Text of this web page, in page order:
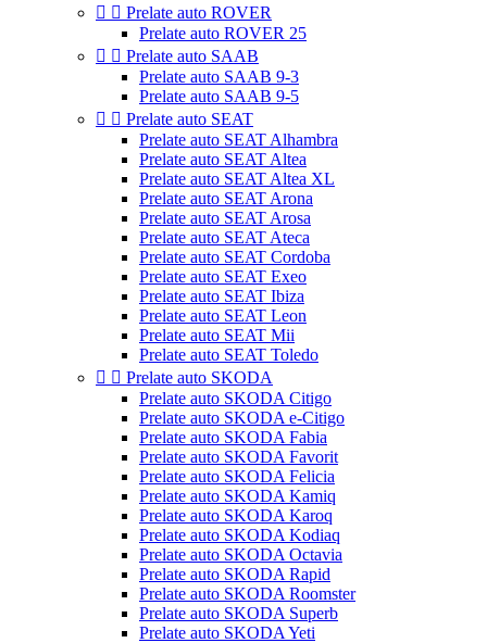
  Prelate auto ROVER
Prelate auto ROVER 25
  Prelate auto SAAB
Prelate auto SAAB 9-3
Prelate auto SAAB 9-5
  Prelate auto SEAT
Prelate auto SEAT Alhambra
Prelate auto SEAT Altea
Prelate auto SEAT Altea XL
Prelate auto SEAT Arona
Prelate auto SEAT Arosa
Prelate auto SEAT Ateca
Prelate auto SEAT Cordoba
Prelate auto SEAT Exeo
Prelate auto SEAT Ibiza
Prelate auto SEAT Leon
Prelate auto SEAT Mii
Prelate auto SEAT Toledo
  Prelate auto SKODA
Prelate auto SKODA Citigo
Prelate auto SKODA e-Citigo
Prelate auto SKODA Fabia
Prelate auto SKODA Favorit
Prelate auto SKODA Felicia
Prelate auto SKODA Kamiq
Prelate auto SKODA Karoq
Prelate auto SKODA Kodiaq
Prelate auto SKODA Octavia
Prelate auto SKODA Rapid
Prelate auto SKODA Roomster
Prelate auto SKODA Superb
Prelate auto SKODA Yeti